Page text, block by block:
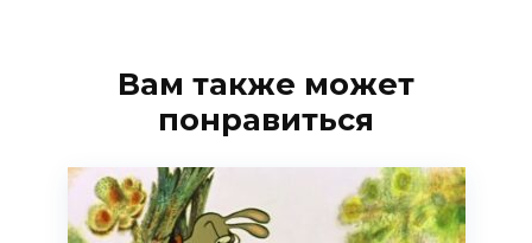
Вам также может
понравиться